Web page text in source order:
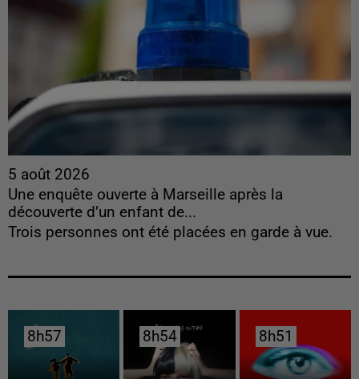
5 août 2026
Une enquête ouverte à Marseille après la
découverte d’un enfant de...
Trois personnes ont été placées en garde à vue.
8h57
8h57 8h54
8h54 8h51
8h51